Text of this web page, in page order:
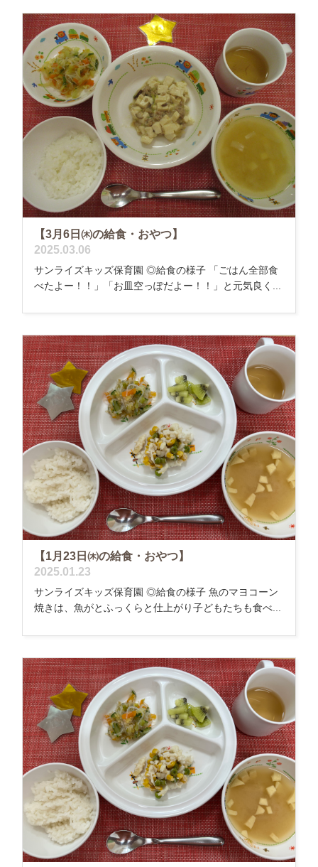
【3月6日㈭の給食・おやつ】
2025.03.06
サンライズキッズ保育園 ◎給食の様子 「ごはん全部食
べたよー！！」「お皿空っぽだよー！！」と元気良く...
【1月23日㈭の給食・おやつ】
2025.01.23
サンライズキッズ保育園 ◎給食の様子 魚のマヨコーン
焼きは、魚がとふっくらと仕上がり子どもたちも食べ...